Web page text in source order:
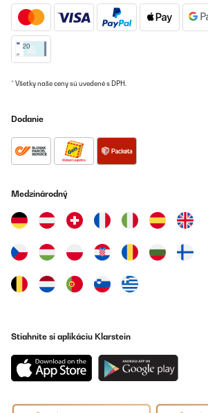
* Všetky naše ceny sú uvedené s DPH.
Dodanie
Medzinárodný
Stiahnite si aplikáciu Klarstein